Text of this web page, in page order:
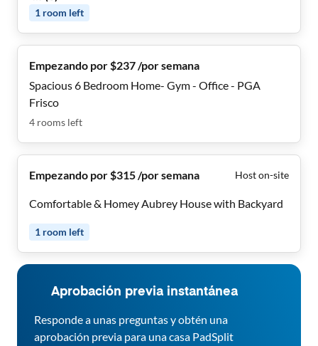
High-Speed WiFi • 🍴 Kitchen with Brand New
1 room left
Empezando por $237 /por semana
Spacious 6 Bedroom Home- Gym - Office - PGA
Frisco
4 rooms left
Empezando por $315 /por semana Host on-site
Comfortable & Homey Aubrey House with Backyard
1 room left
Aprobación previa instantánea
Responde a unas preguntas y obtén una
aprobación previa para una casa PadSplit